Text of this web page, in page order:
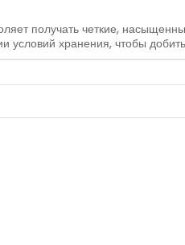
получать четкие,
хранения, чтобы